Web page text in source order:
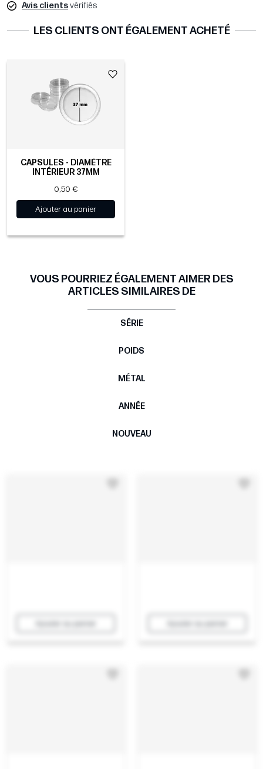
Avis clientsvérifiés
LES CLIENTS ONT ÉGALEMENT ACHETÉ
CAPSULES - DIAMÈTRE
INTÉRIEUR 37MM
0,50 €
Ajouter au panier
VOUS POURRIEZ ÉGALEMENT AIMER DES
ARTICLES SIMILAIRES DE
SÉRIE
POIDS
MÉTAL
ANNÉE
NOUVEAU